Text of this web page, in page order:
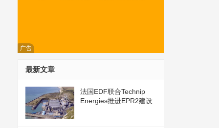
广告
最新文章
法国EDF联合Technip
Energies推进EPR2建设